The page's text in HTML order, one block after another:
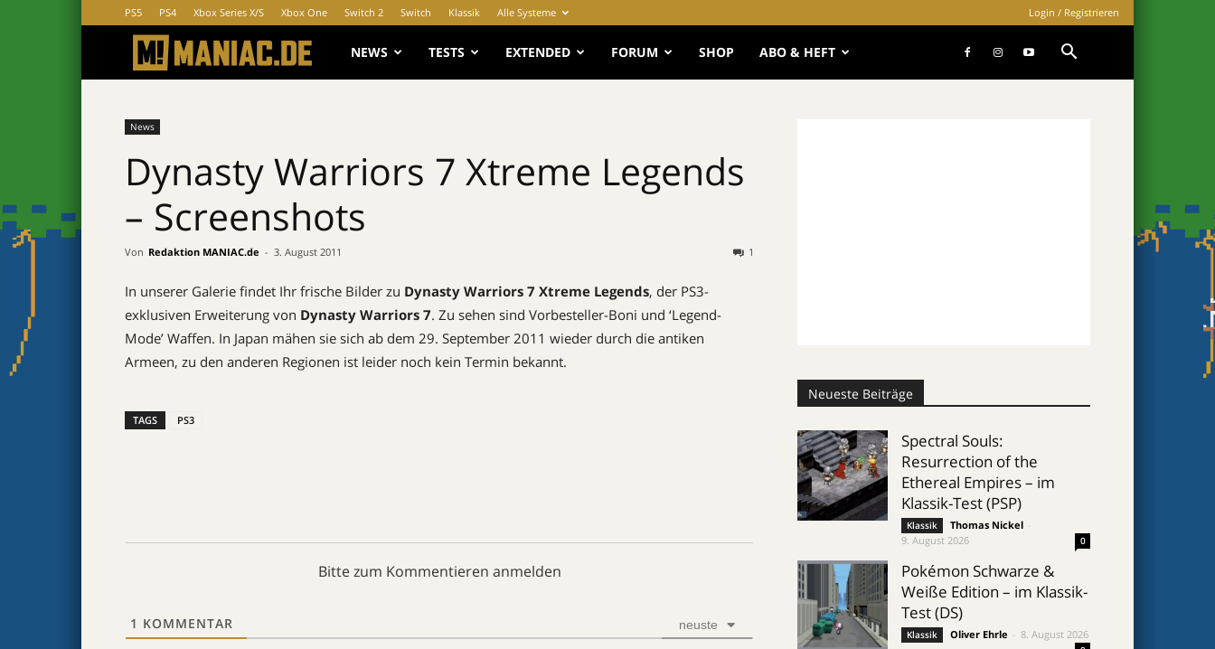
PS5 PS4 Xbox Series X/S Xbox One Switch 2 Switch Klassik Alle Systeme Login / Registrieren
MANIAC.de
NEWS TESTS EXTENDED FORUM SHOP ABO & HEFT
News
Dynasty Warriors 7 Xtreme Legends
– Screenshots
Von Redaktion MANIAC.de - 3. August 2011 1
In unserer Galerie findet Ihr frische Bilder zu Dynasty Warriors 7 Xtreme Legends, der PS3-
exklusiven Erweiterung von Dynasty Warriors 7. Zu sehen sind Vorbesteller-Boni und ‘Legend-
Mode’ Waffen. In Japan mähen sie sich ab dem 29. September 2011 wieder durch die antiken
Armeen, zu den anderen Regionen ist leider noch kein Termin bekannt.
TAGS PS3
Bitte zum Kommentieren anmelden
1 KOMMENTAR neuste
Neueste Beiträge
Spectral Souls:
Resurrection of the
Ethereal Empires – im
Klassik-Test (PSP)
Klassik Thomas Nickel
9. August 2026
0
Pokémon Schwarze &
Weiße Edition – im Klassik-
Test (DS)
Klassik Oliver Ehrle 8. August 2026